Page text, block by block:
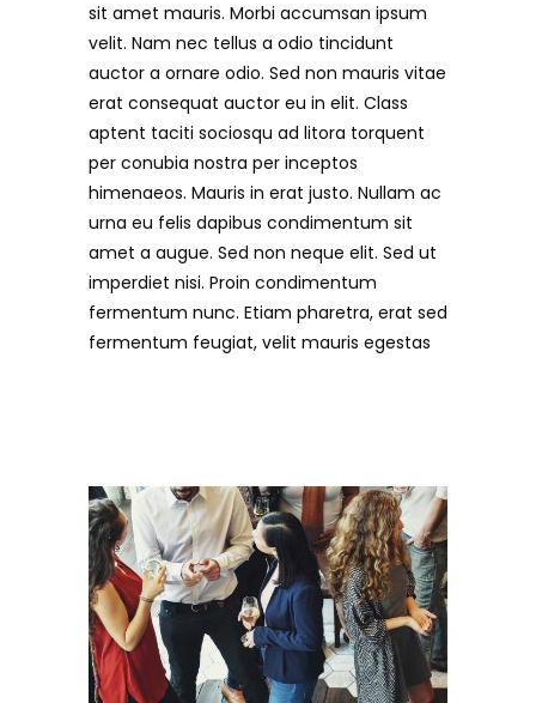
sit amet mauris. Morbi accumsan ipsum
velit. Nam nec tellus a odio tincidunt
auctor a ornare odio. Sed non mauris vitae
erat consequat auctor eu in elit. Class
aptent taciti sociosqu ad litora torquent
per conubia nostra per inceptos
himenaeos. Mauris in erat justo. Nullam ac
urna eu felis dapibus condimentum sit
amet a augue. Sed non neque elit. Sed ut
imperdiet nisi. Proin condimentum
fermentum nunc. Etiam pharetra, erat sed
fermentum feugiat, velit mauris egestas